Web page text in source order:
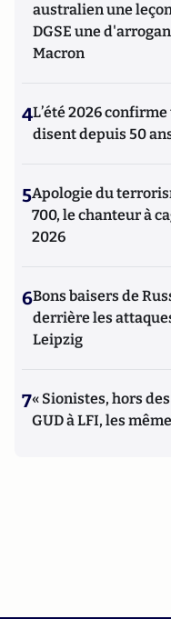
australien une
DGSE une
Macron
4L’été 2026
disent depuis 50
5Apologie du
700, le chanteur à
2026
6Bons baisers de
derrière les
Leipzig
7« Sionistes, hors
GUD à LFI, les